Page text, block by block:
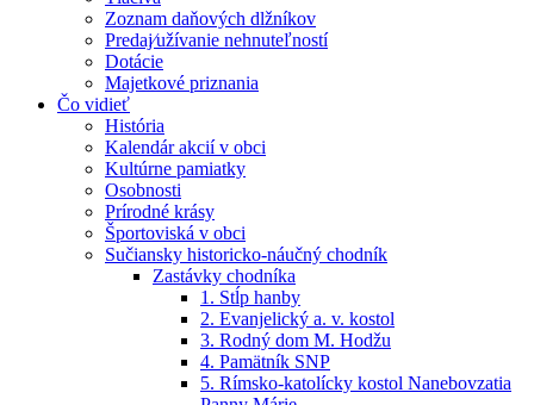
Zoznam daňových dlžníkov
Predaj⁄užívanie nehnuteľností
Dotácie
Majetkové priznania
Čo vidieť
História
Kalendár akcií v obci
Kultúrne pamiatky
Osobnosti
Prírodné krásy
Športoviská v obci
Sučiansky historicko-náučný chodník
Zastávky chodníka
1. Stĺp hanby
2. Evanjelický a. v. kostol
3. Rodný dom M. Hodžu
4. Pamätník SNP
5. Rímsko-katolícky kostol Nanebovzatia